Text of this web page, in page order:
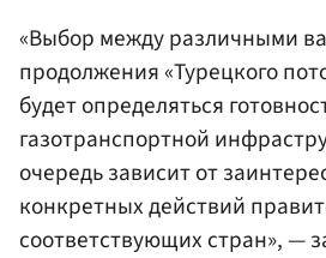
«Выбор между различными
продолжения «Турецкого
будет определяться
газотранспортной
очередь зависит от
конкретных действий
соответствующих стран», —